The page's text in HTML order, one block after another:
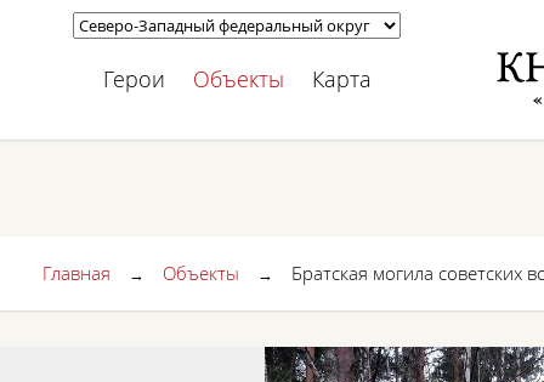
Герои Объекты Карта
Главная → Объекты → Братская могила